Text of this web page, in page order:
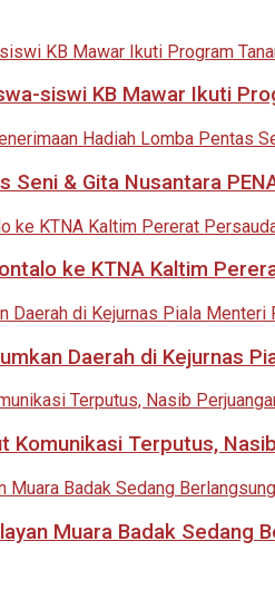
siswi KB Mawar Ikuti
Seni & Gita Nusantara
ke KTNA Kaltim
Daerah di Kejurnas
Komunikasi Terputus,
Muara Badak Sedang